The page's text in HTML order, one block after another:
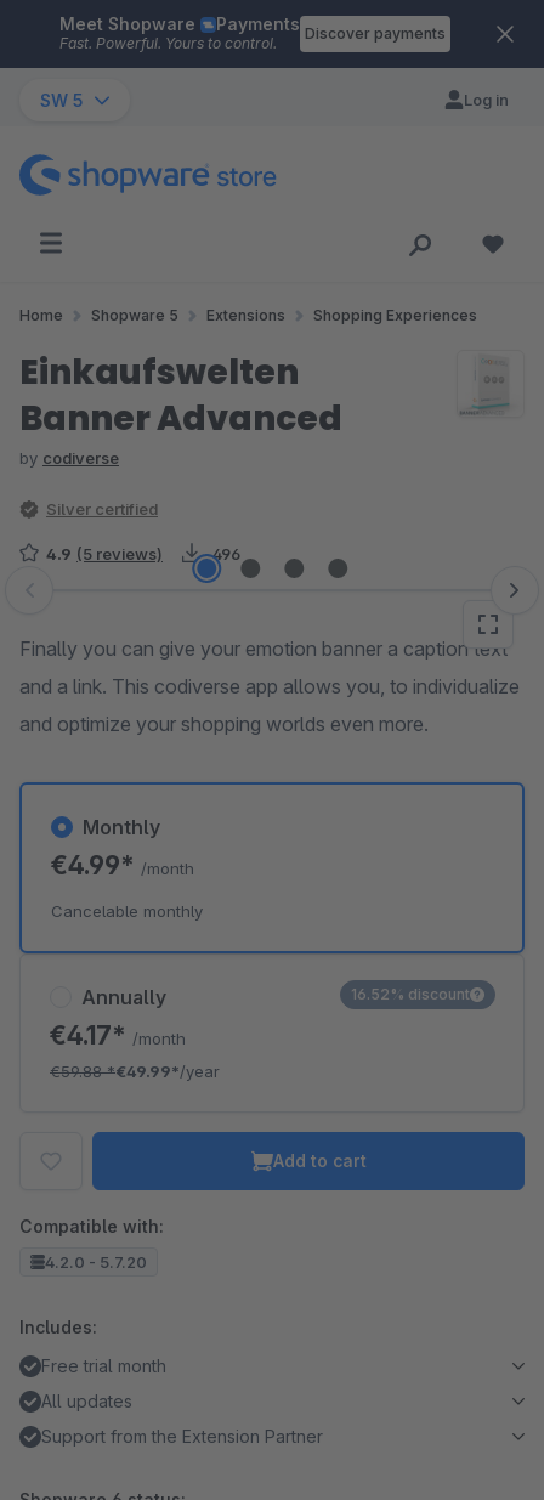
Skip to main content
Meet Shopware Payments
Fast. Powerful. Yours to control.
Discover payments
SW 5 Log in
Home Shopware 5 Extensions Shopping Experiences
Einkaufswelten
Banner Advanced
by codiverse
Silver certified
4.9 (5 reviews) 496
Skip image gallery
Finally you can give your emotion banner a caption text
and a link. This codiverse app allows you, to individualize
and optimize your shopping worlds even more.
Annually
€4.17* /month
€59.88*€49.99*/year
16.52% discount
Monthly
€4.99* /month
Cancelable monthly
Add to cart
Compatible with:
4.2.0 - 5.7.20
Includes:
Free trial month
All updates
Support from the Extension Partner